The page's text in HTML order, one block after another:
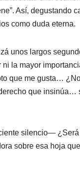
Así, degustando
como duda eterna.
unos largos
la mayor
que me gusta…
que insinúa…
silencio— ¿Será
sobre esa hoja